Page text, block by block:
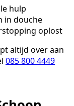
hulp
in douche
oplost
altijd over aan
085 800 4449